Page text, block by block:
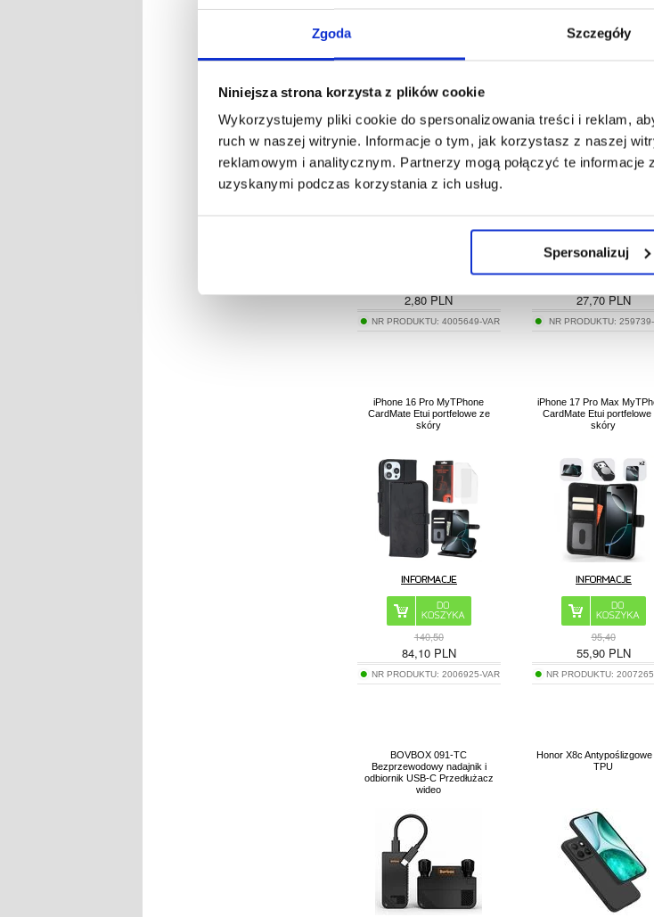
Zgoda Szczegóły
Niniejsza strona korzysta z plików cookie
Wykorzystujemy pliki cookie do spersonalizowania treści i reklam,
ruch w naszej witrynie. Informacje o tym, jak korzystasz z naszej
reklamowym i analitycznym. Partnerzy mogą połączyć te
uzyskanymi podczas korzystania z ich usług.
Spersonalizuj
Etui z Płynnego Silikonu
2,80PLN
NR PRODUKTU: 4005649-VAR
27,70PLN
NR PRODUKTU:
iPhone 16 Pro MyTPhone
CardMate Etui portfelowe ze
skóry
140,50
84,10PLN
NR PRODUKTU: 2006925-VAR
iPhone 17 Pro Max
CardMate Etui portfelowe
skóry
95,40
55,90PLN
NR PRODUKTU:
BOVBOX 091-TC
Bezprzewodowy nadajnik i
odbiornik USB-C Przedłużacz
wideo
Honor X8c Antypoślizgowe
TPU